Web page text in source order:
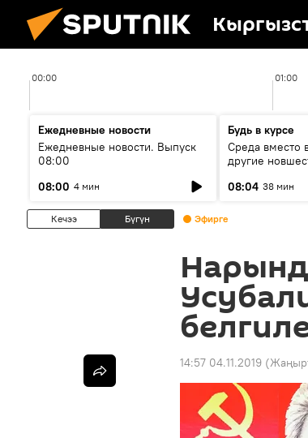
00:00 01:00
Ежедневные новости
Ежедневные новости. Выпуск
08:00
08:00 4 мин
Будь в курсе
Среда вместо
другие
08:04 38 мин
Кечээ Бүгүн Эфирге
14:57 04.11.2019